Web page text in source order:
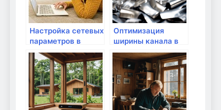
Настройка сетевых
параметров в
Windows
Оптимизация
ширины канала в
настройках Wi-Fi